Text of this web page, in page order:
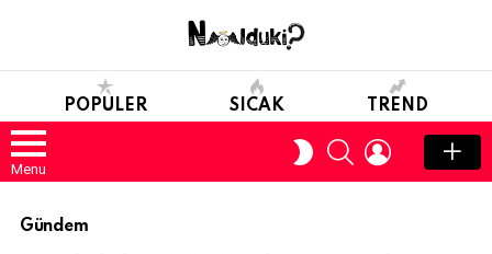
POPULER SICAK TREND
Menu
SWITCH
SKIN
SEARCHLOGIN
Gündem